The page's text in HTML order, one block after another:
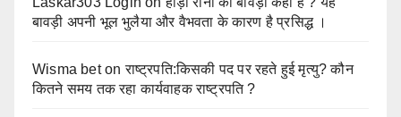
बावड़ी अपनी भूल भुलैया और वैभवता के कारण है प्रसिद्ध ।
Wisma betonराष्ट्रपति:किसकी पद पर रहते हुई मृत्यु? कौन
कितने समय तक रहा कार्यवाहक राष्ट्रपति ?